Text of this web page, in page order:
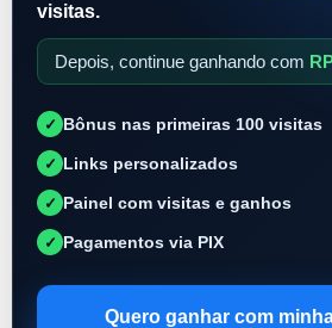
visitas.
Depois, continue ganhando com
✓ Bônus nas primeiras 100 visitas
✓ Links personalizados
✓ Painel com visitas e ganhos
✓ Pagamentos via PIX
Quero ganhar com